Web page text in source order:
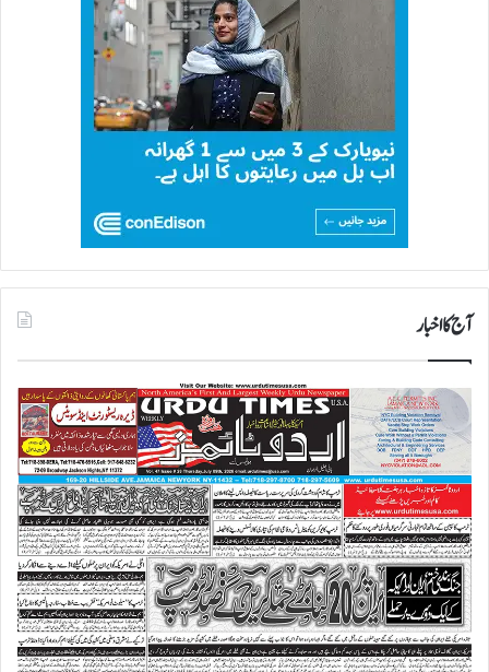
آج کا اخبار